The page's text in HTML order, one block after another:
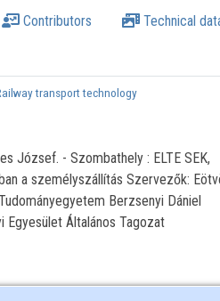
Contributors Technical
transport technology
József. - Szombathely : ELTE SEK,
a személyszállítás Szervezők:
Berzsenyi Dániel
Egyesület Általános Tagozat